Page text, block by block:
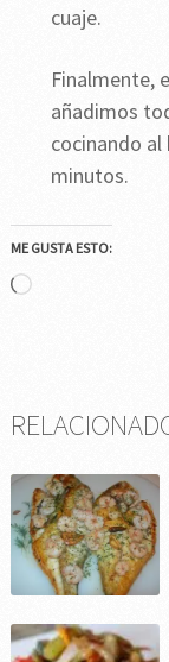
cuaje.
Finalmente,
añadimos
cocinando al
minutos.
ME GUSTA ESTO:
Cargando...